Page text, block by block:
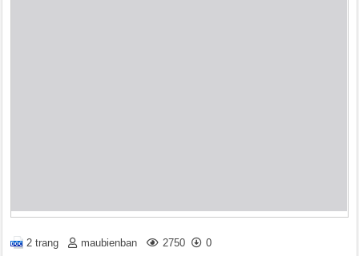
2 trang maubienban 2750 0